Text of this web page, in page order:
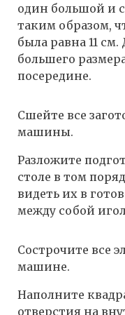
один большой и
таким образом,
была равна 11 см.
большего
посередине.
Сшейте все
машины.
Разложите
столе в том
видеть их в
между собой
Сострочите все
машине.
Наполните
отверстия на